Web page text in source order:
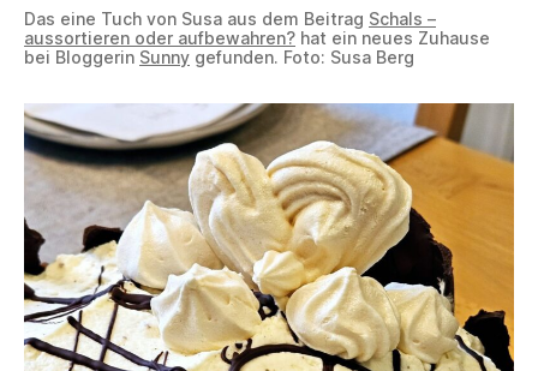
Das eine Tuch von Susa aus dem Beitrag Schals –
aussortieren oder aufbewahren? hat ein neues Zuhause
bei Bloggerin Sunny gefunden. Foto: Susa Berg